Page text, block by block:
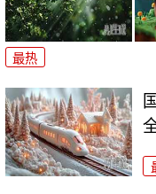
最热